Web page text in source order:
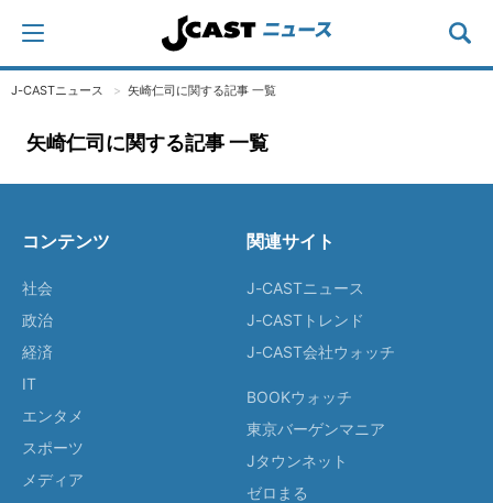
J-CASTニュース 矢崎仁司に関する記事 一覧
矢崎仁司に関する記事 一覧
コンテンツ
社会
政治
経済
IT
エンタメ
スポーツ
メディア
関連サイト
J-CASTニュース
J-CASTトレンド
J-CAST会社ウォッチ
BOOKウォッチ
東京バーゲンマニア
Jタウンネット
ゼロまる